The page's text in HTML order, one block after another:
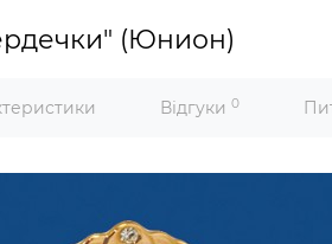
(Юнион)
Відгуки 0